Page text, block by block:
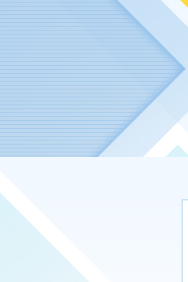
移至網頁之主要內容區位置